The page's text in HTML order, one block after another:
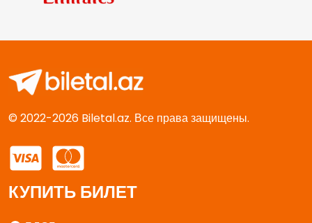
© 2022-2026 Biletal.az. Все права защищены.
КУПИТЬ БИЛЕТ